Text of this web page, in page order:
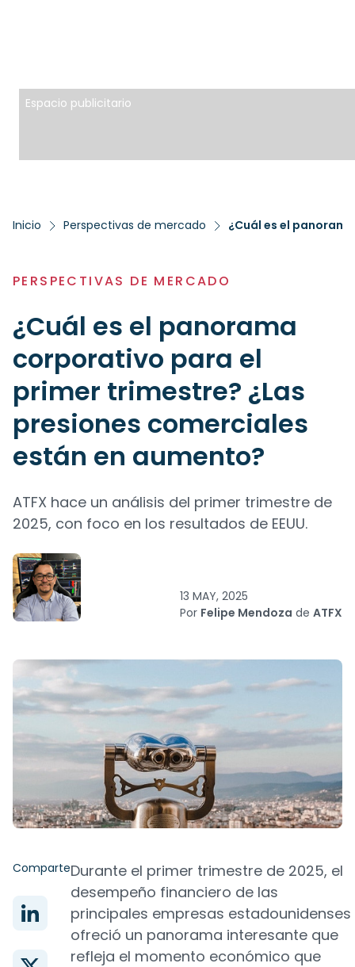
Espacio publicitario
Inicio Perspectivas de mercado
PERSPECTIVAS DE MERCADO
¿Cuál es el panorama
corporativo para el
primer trimestre? ¿Las
presiones comerciales
están en aumento?
ATFX hace un análisis del primer trimestre de
2025, con foco en los resultados de EEUU.
13 MAY, 2025
Por Felipe Mendoza de ATFX
ComparteDurante el primer trimestre de 2025, el
desempeño financiero de las
principales empresas estadounidenses
ofreció un panorama interesante que
refleja el momento económico que